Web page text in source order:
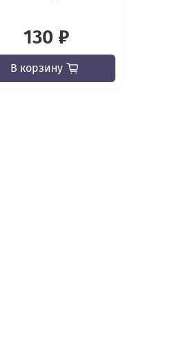
130 ₽
В корзину